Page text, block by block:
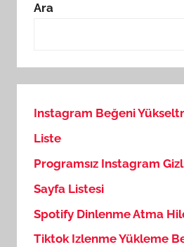
Ara
Instagram Beğeni
Liste
Programsız Instagram
Sayfa Listesi
Spotify Dinlenme Atma
Tiktok Izlenme Yükleme